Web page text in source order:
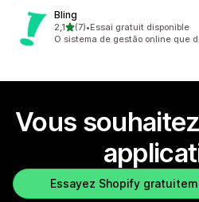
Bling
2,1étoile(s) sur 5
(7)
7 avis au total
•Essai gratuit disponible
O sistema de gestão online que
Vous
Essayez Shopify